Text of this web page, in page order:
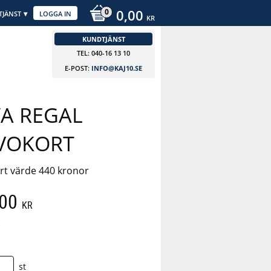
0,00 KR
LOGGA IN
KUNDTJÄNST
TEL: 040-16 13 10
E-POST: INFO@KAJ10.SE
REGAL
värde 440 kronor
pris:
KR
st